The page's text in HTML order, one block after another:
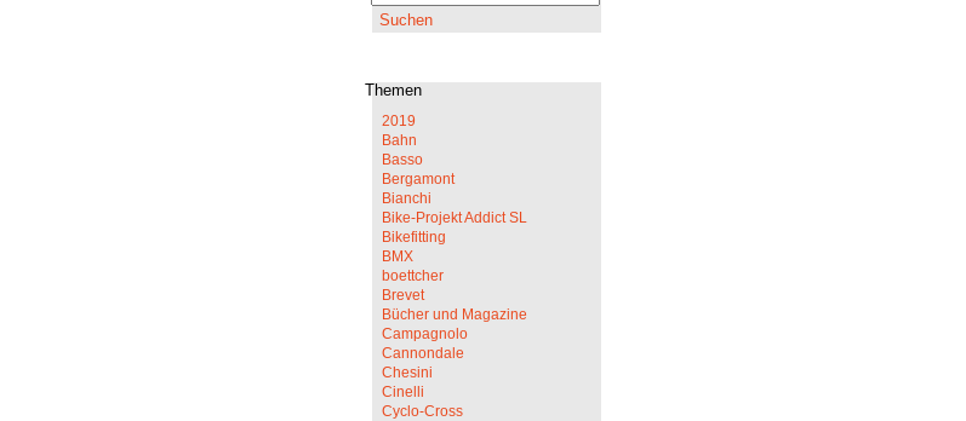
Themen
2019
Bahn
Basso
Bergamont
Bianchi
Bike-Projekt Addict SL
Bikefitting
BMX
boettcher
Brevet
Bücher und Magazine
Campagnolo
Cannondale
Chesini
Cinelli
Cyclo-Cross